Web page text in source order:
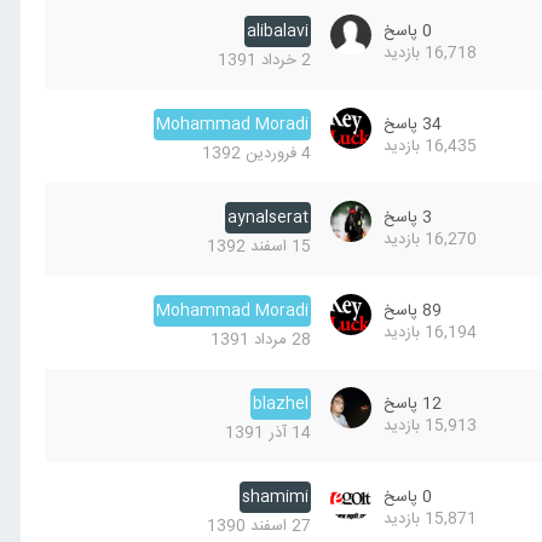
0 پاسخ
16,718 بازدید
alibalavi
2 خرداد 1391
34 پاسخ
16,435 بازدید
Mohammad Moradi
4 فروردین 1392
3 پاسخ
16,270 بازدید
aynalserat
15 اسفند 1392
89 پاسخ
16,194 بازدید
Mohammad Moradi
28 مرداد 1391
12 پاسخ
15,913 بازدید
blazhel
14 آذر 1391
0 پاسخ
15,871 بازدید
shamimi
27 اسفند 1390